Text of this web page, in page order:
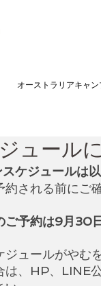
オーストラリアキャン
ュール
スケジュールは
約される前にご
ご予約は9月30
ュールがやむ
は、HP、LINE